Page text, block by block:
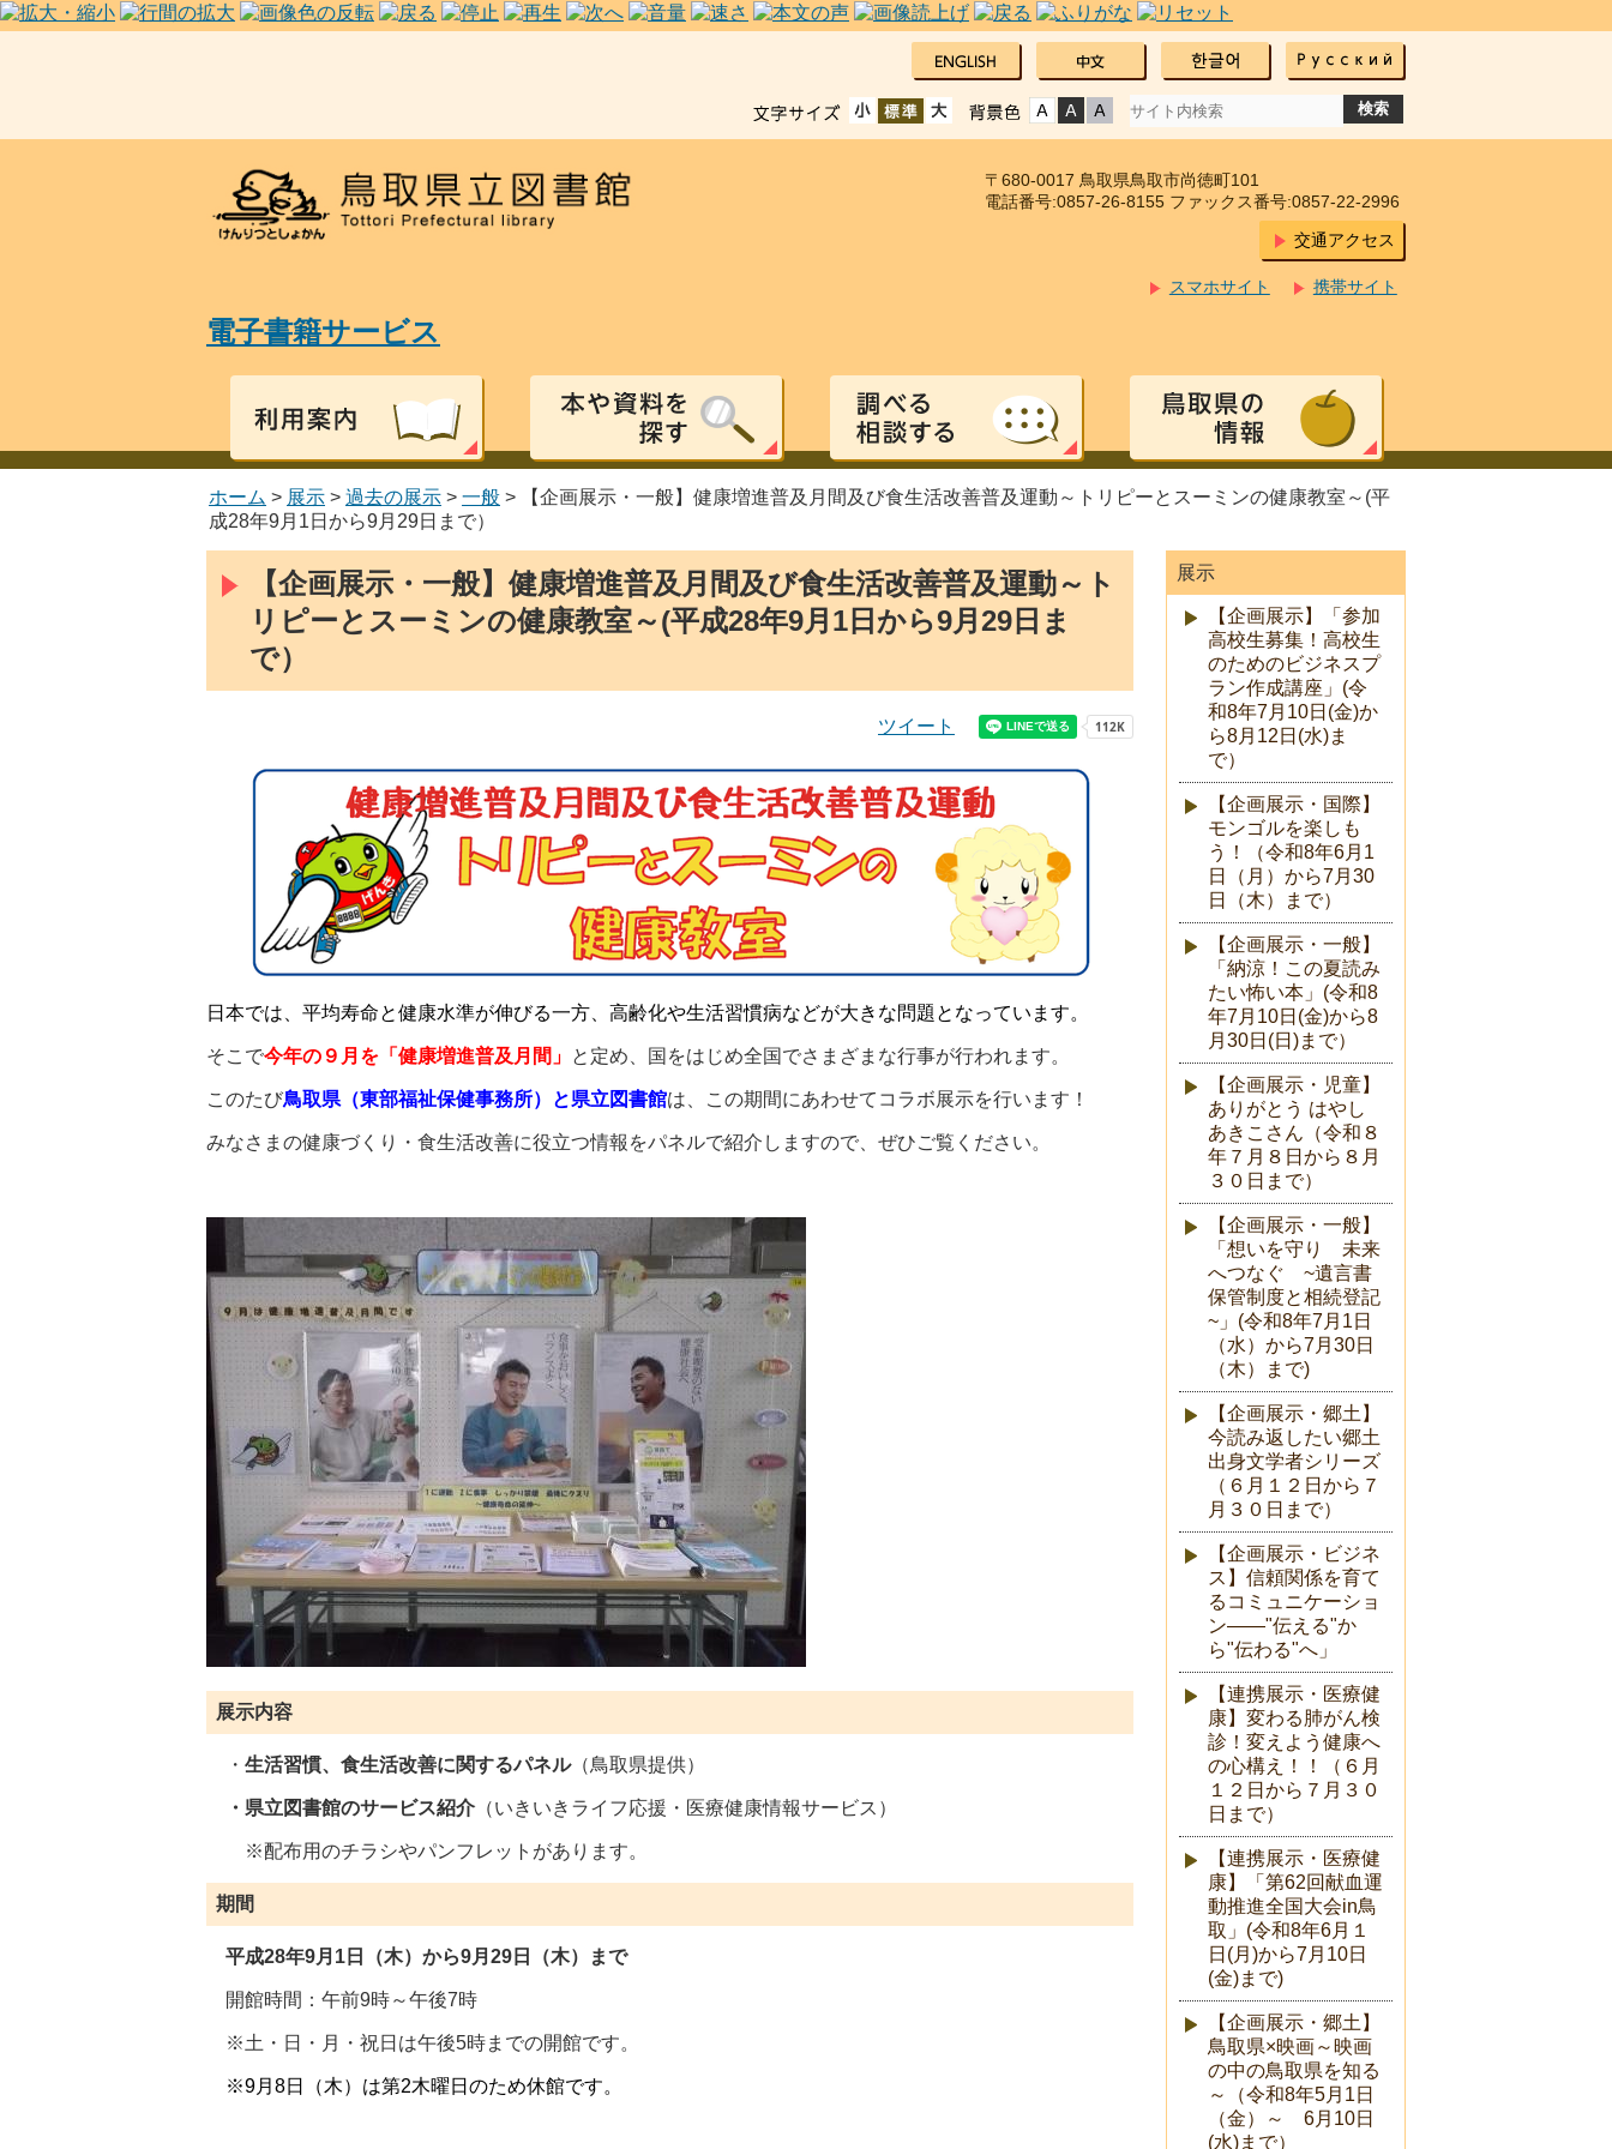
〒680-0017 鳥取県鳥取市尚徳町101
電話番号:0857-26-8155 ファックス番号:0857-22-2996
交通アクセス
携帯サイト
スマホサイト
電子書籍サービス
ホーム > 展示 > 過去の展示 > 一般 > 【企画展示・一般】健康増進普及月間及び食生活改善普及運動～トリピーとスーミンの健康教室～(平
成28年9月1日から9月29日まで）
【企画展示・一般】健康増進普及月間及び食生活改善普及運動～ト
リピーとスーミンの健康教室～(平成28年9月1日から9月29日ま
で）
ツイート
日本では、平均寿命と健康水準が伸びる一方、高齢化や生活習慣病などが大きな問題となっています。
そこで今年の９月を「健康増進普及月間」 と定め、国をはじめ全国でさまざまな行事が行われます。
このたび鳥取県（東部福祉保健事務所）と県立図書館は、この期間にあわせてコラボ展示を行います！
みなさまの健康づくり・食生活改善に役立つ情報をパネルで紹介しますので、ぜひご覧ください。
展示内容
・ 生活習慣、食生活改善に関するパネル（鳥取県提供）
・県立図書館のサービス紹介 （いきいきライフ応援・医療健康情報サービス）
※配布用のチラシやパンフレットがあります。
期間
平成28年9月1日（木）から9月29日（木）まで
開館時間：午前9時～午後7時
※土・日・月・祝日は午後5時までの開館です。
※9月8日（木）は第2木曜日のため休館です。
展示
【企画展示】「参加
高校生募集！高校生
のためのビジネスプ
ラン作成講座」(令
和8年7月10日(金)か
ら8月12日(水)ま
で）
【企画展示・国際】
モンゴルを楽しも
う！（令和8年6月1
日（月）から7月30
日（木）まで）
【企画展示・一般】
「納涼！この夏読み
たい怖い本」(令和8
年7月10日(金)から8
月30日(日)まで）
【企画展示・児童】
ありがとう はやし
あきこさん（令和８
年７月８日から８月
３０日まで）
【企画展示・一般】
「想いを守り 未来
へつなぐ ~遺言書
保管制度と相続登記
~」(令和8年7月1日
（水）から7月30日
（木）まで)
【企画展示・郷土】
今読み返したい郷土
出身文学者シリーズ
（６月１２日から７
月３０日まで）
【企画展示・ビジネ
ス】信頼関係を育て
るコミュニケーショ
ン――"伝える"か
ら"伝わる"へ」
【連携展示・医療健
康】変わる肺がん検
診！変えよう健康へ
の心構え！！（６月
１２日から７月３０
日まで）
【連携展示・医療健
康】「第62回献血運
動推進全国大会in鳥
取」(令和8年6月１
日(月)から7月10日
(金)まで)
【企画展示・郷土】
鳥取県×映画～映画
の中の鳥取県を知る
～（令和8年5月1日
（金）～ 6月10日
(水)まで）